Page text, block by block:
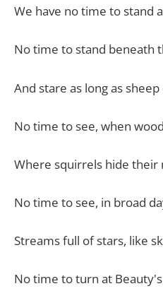
We have no time to stand
No time to stand beneath
And stare as long as
No time to see, when
Where squirrels hide their
No time to see, in broad
Streams full of stars, like
No time to turn at